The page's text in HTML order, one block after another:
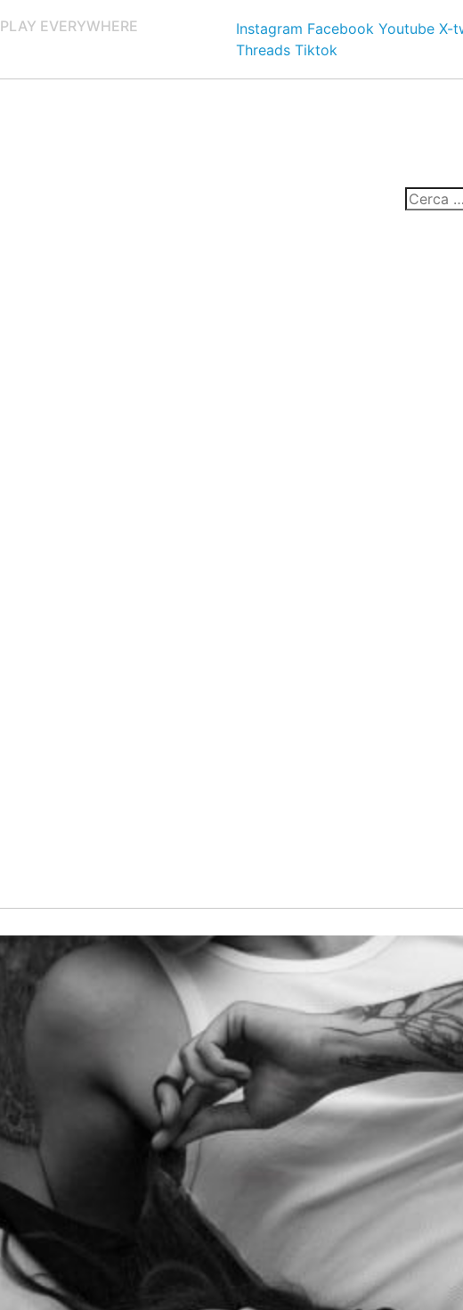
PLAY EVERYWHERE Instagram Facebook Youtube X-
Threads Tiktok